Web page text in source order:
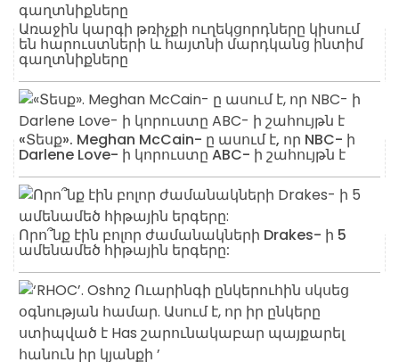
Առաջին կարգի թռիչքի ուղեկցորդները կիսում
են հարուստների և հայտնի մարդկանց ինտիմ
գաղտնիքները
«Տեսք». Meghan McCain- ը ասում է, որ NBC- ի
Darlene Love- ի կորուստը ABC- ի շահույթն է
Որո՞նք էին բոլոր ժամանակների Drakes- ի 5
ամենամեծ հիթային երգերը: